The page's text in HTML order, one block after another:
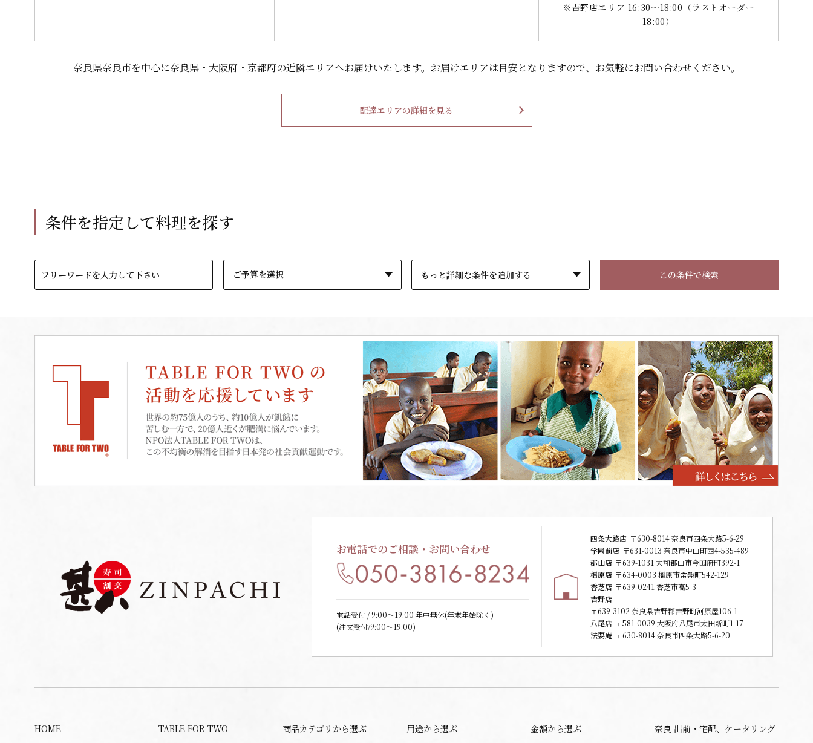
※吉野店エリア 16:30～18:00（ラストオーダー
18:00）
奈良県奈良市を中心に奈良県・大阪府・京都府の近隣エリアへお届けいたします。 お届けエリアは目安となりますので、 お気軽にお問い合わせください。
配達エリアの詳細を見る
条件を指定して料理を探す
もっと詳細な条件を追加する この条件で検索
お電話でのご相談・お問い合わせ
電話受付 / 9:00〜19:00 年中無休(年末年始除く)
(注文受付/9:00～19:00)
四条大路店 〒630-8014 奈良市四条大路5-6-29
学園前店 〒631-0013 奈良市中山町西4-535-489
郡山店 〒639-1031 大和郡山市今国府町392-1
橿原店 〒634-0003 橿原市常盤町542-129
香芝店 〒639-0241 香芝市高5-3
吉野店
〒639-3102 奈良県吉野郡吉野町河原屋106-1
八尾店 〒581-0039 大阪府八尾市太田新町1-17
法要庵 〒630-8014 奈良市四条大路5-6-20
HOME
TABLE FOR TWO
商品カテゴリから選ぶ
用途から選ぶ
金額から選ぶ
奈良 出前・宅配、ケータリング